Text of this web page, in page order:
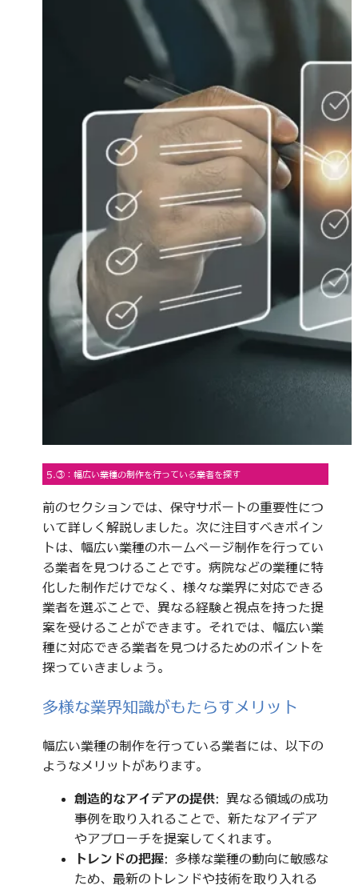
5.③：幅広い業種の制作を行っている業者を探す
前のセクションでは、保守サポートの重要性につ
いて詳しく解説しました。次に注目すべきポイン
トは、幅広い業種のホームページ制作を行ってい
る業者を見つけることです。病院などの業種に特
化した制作だけでなく、様々な業界に対応できる
業者を選ぶことで、異なる経験と視点を持った提
案を受けることができます。それでは、幅広い業
種に対応できる業者を見つけるためのポイントを
探っていきましょう。
多様な業界知識がもたらすメリット
幅広い業種の制作を行っている業者には、以下の
ようなメリットがあります。
創造的なアイデアの提供: 異なる領域の成功
事例を取り入れることで、新たなアイデア
やアプローチを提案してくれます。
トレンドの把握: 多様な業種の動向に敏感な
ため、最新のトレンドや技術を取り入れる